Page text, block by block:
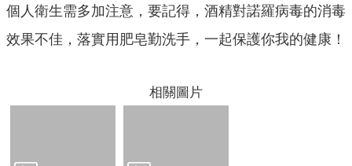
介
地
項
個人衛生需多加注意，要記得，酒精對諾羅病毒的消毒
效果不佳，落實用肥皂勤洗手，一起保護你我的健康！
相關圖片